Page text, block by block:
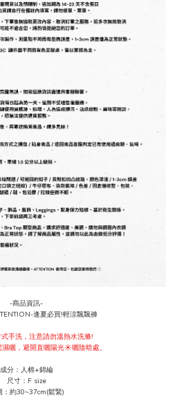
-商品資訊-
逢夏必買!輕涼飄飄褲
手洗，注意請勿溫熱水洗滌!
濕曬，避開直曬陽光☀️曬陰暗處。
成分：人棉+錦綸
尺寸：F size
：約30~37cm(鬆緊)